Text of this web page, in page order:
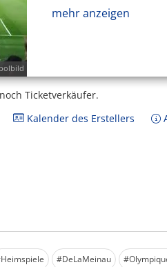
mehr anzeigen
Ticketverkäufer.
Kalender des Erstellers
#DeLaMeinau